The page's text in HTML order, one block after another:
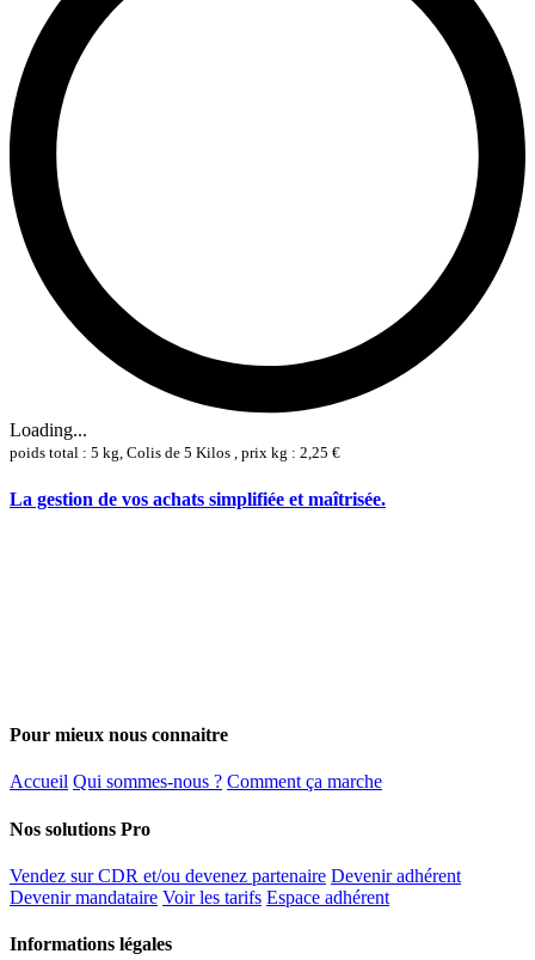
Loading...
poids total : 5 kg, Colis de 5 Kilos , prix kg : 2,25 €
La gestion de vos achats simplifiée et maîtrisée.
Pour mieux nous connaitre
Accueil Qui sommes-nous ? Comment ça marche
Nos solutions Pro
Vendez sur CDR et/ou devenez partenaire Devenir adhérent
Devenir mandataire Voir les tarifs Espace adhérent
Informations légales